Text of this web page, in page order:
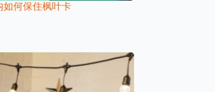
如何保住枫叶卡